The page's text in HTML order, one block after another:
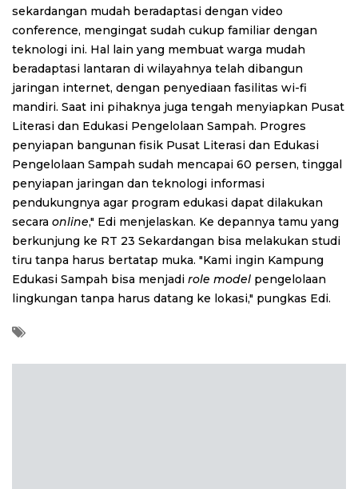
sekardangan mudah beradaptasi dengan video
conference, mengingat sudah cukup familiar dengan
teknologi ini. Hal lain yang membuat warga mudah
beradaptasi lantaran di wilayahnya telah dibangun
jaringan internet, dengan penyediaan fasilitas wi-fi
mandiri. Saat ini pihaknya juga tengah menyiapkan Pusat
Literasi dan Edukasi Pengelolaan Sampah. Progres
penyiapan bangunan fisik Pusat Literasi dan Edukasi
Pengelolaan Sampah sudah mencapai 60 persen, tinggal
penyiapan jaringan dan teknologi informasi
pendukungnya agar program edukasi dapat dilakukan
secara online," Edi menjelaskan. Ke depannya tamu yang
berkunjung ke RT 23 Sekardangan bisa melakukan studi
tiru tanpa harus bertatap muka. "Kami ingin Kampung
Edukasi Sampah bisa menjadi role model pengelolaan
lingkungan tanpa harus datang ke lokasi," pungkas Edi.